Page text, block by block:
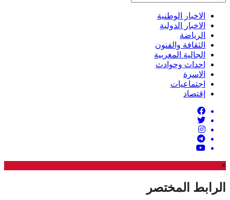
الاخبار الوطنية
الاخبار الدولية
الرياضة
الثقافة والفنون
الجالية المغربية
احداث وحوادث
الاسرة
اجتماعيات
إقتصاد
×
الرابط المختصر